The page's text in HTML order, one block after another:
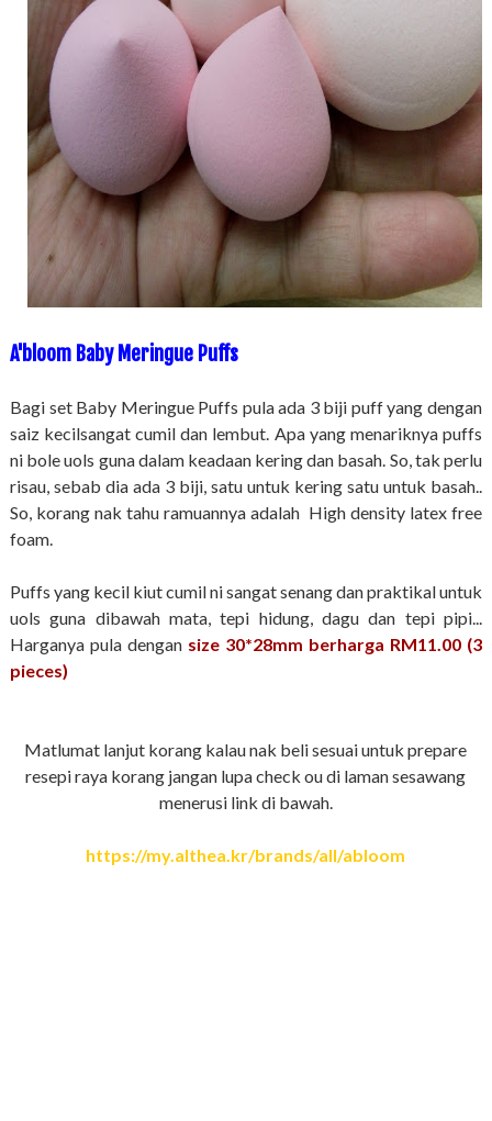
A'bloom Baby Meringue Puffs
Bagi set Baby Meringue Puffs pula ada 3 biji puff yang dengan
saiz kecilsangat cumil dan lembut. Apa yang menariknya puffs
ni bole uols guna dalam keadaan kering dan basah. So, tak perlu
risau, sebab dia ada 3 biji, satu untuk kering satu untuk basah..
So, korang nak tahu ramuannya adalah High density latex free
foam.
Puffs yang kecil kiut cumil ni sangat senang dan praktikal untuk
uols guna dibawah mata, tepi hidung, dagu dan tepi pipi...
Harganya pula dengan size 30*28mm berharga RM11.00 (3
pieces)
Matlumat lanjut korang kalau nak beli sesuai untuk prepare
resepi raya korang jangan lupa check ou di laman sesawang
menerusi link di bawah.
https://my.althea.kr/brands/all/abloom